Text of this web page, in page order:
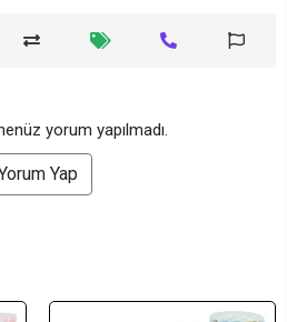
yorum yapılmadı.
Yap